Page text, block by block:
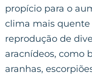
propício para o
clima mais
reprodução de
aracnídeos, como
aranhas,